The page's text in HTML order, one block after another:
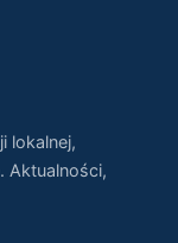
lokalnej,
Aktualności,